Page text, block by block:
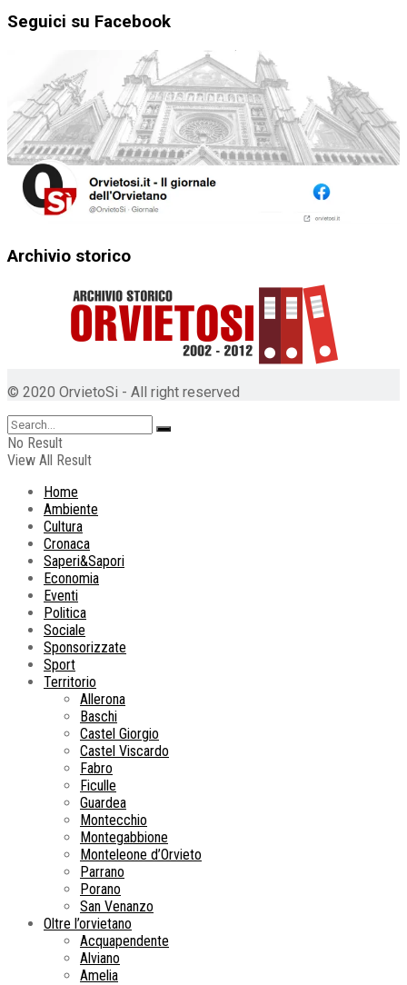
Seguici su Facebook
Archivio storico
© 2020 OrvietoSi - All right reserved
No Result
View All Result
Home
Ambiente
Cultura
Cronaca
Saperi&Sapori
Economia
Eventi
Politica
Sociale
Sponsorizzate
Sport
Territorio
Allerona
Baschi
Castel Giorgio
Castel Viscardo
Fabro
Ficulle
Guardea
Montecchio
Montegabbione
Monteleone d’Orvieto
Parrano
Porano
San Venanzo
Oltre l’orvietano
Acquapendente
Alviano
Amelia